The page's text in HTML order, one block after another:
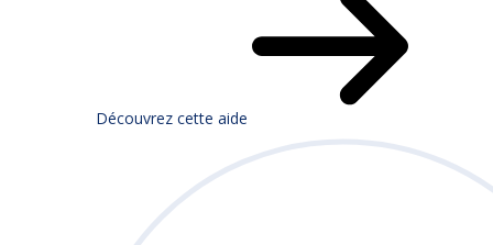
Découvrez cette aide